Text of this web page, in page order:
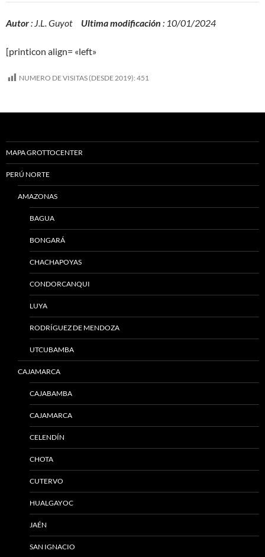
Autor: J.L. Guyot Ultima modificación : 10/01/2024
[printicon align= «left»
NUMERO DE VISITAS (DESDE 2019): 451
MAPA GROTTOCENTER
PERÚ NORTE
AMAZONAS
BAGUA
BONGARÁ
CHACHAPOYAS
CONDORCANQUI
LUYA
RODRÍGUEZ DE MENDOZA
UTCUBAMBA
CAJAMARCA
CAJABAMBA
CAJAMARCA
CELENDÍN
CHOTA
CUTERVO
HUALGAYOC
JAÉN
SAN IGNACIO